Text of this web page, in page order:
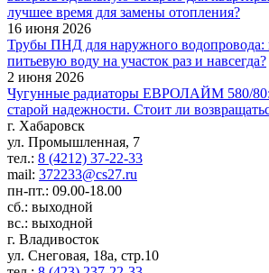
лучшее время для замены отопления?
16 июня 2026
Трубы ПНД для наружного водопровода:
питьевую воду на участок раз и навсегда?
2 июня 2026
Чугунные радиаторы ЕВРОЛАЙМ 580/
старой надежности. Стоит ли
г. Хабаровск
ул. Промышленная, 7
тел.: 8 (4212) 37-22-33
mail: 372233@cs27.ru
пн-пт.: 09.00-18.00
сб.: выходной
вс.: выходной
г. Владивосток
ул. Снеговая, 18а, стр.10